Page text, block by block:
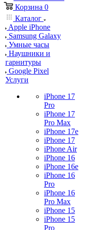
Корзина 0
Каталог
Apple iPhone
Samsung Galaxy
Умные часы
Наушники и
гарнитуры
Google Pixel
Услуги
iPhone 17
Pro
iPhone 17
Pro Max
iPhone 17e
iPhone 17
iPhone Air
iPhone 16
iPhone 16e
iPhone 16
Pro
iPhone 16
Pro Max
iPhone 15
iPhone 15
Pro